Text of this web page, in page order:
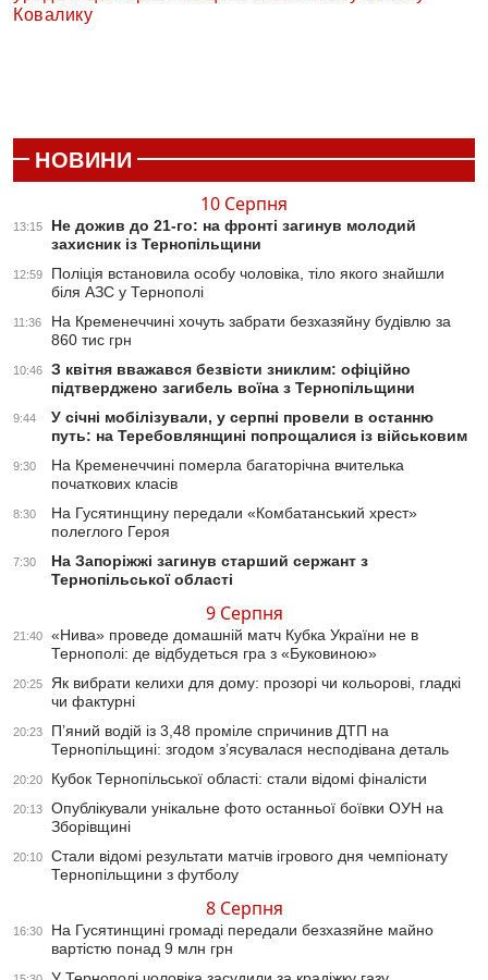
Ковалику
НОВИНИ
10 Серпня
13:15
Не дожив до 21-го: на фронті загинув молодий
захисник із Тернопільщини
12:59
Поліція встановила особу чоловіка, тіло якого знайшли
біля АЗС у Тернополі
11:36
На Кременеччині хочуть забрати безхазяйну будівлю за
860 тис грн
10:46
З квітня вважався безвісти зниклим: офіційно
підтверджено загибель воїна з Тернопільщини
9:44
У січні мобілізували, у серпні провели в останню
путь: на Теребовлянщині попрощалися із військовим
9:30
На Кременеччині померла багаторічна вчителька
початкових класів
8:30
На Гусятинщину передали «Комбатанський хрест»
полеглого Героя
7:30
На Запоріжжі загинув старший сержант з
Тернопільської області
9 Серпня
21:40
«Нива» проведе домашній матч Кубка України не в
Тернополі: де відбудеться гра з «Буковиною»
20:25
Як вибрати келихи для дому: прозорі чи кольорові, гладкі
чи фактурні
20:23
П’яний водій із 3,48 проміле спричинив ДТП на
Тернопільщині: згодом з’ясувалася несподівана деталь
20:20 Кубок Тернопільської області: стали відомі фіналісти
20:13
Опублікували унікальне фото останньої боївки ОУН на
Зборівщині
20:10
Стали відомі результати матчів ігрового дня чемпіонату
Тернопільщини з футболу
8 Серпня
16:30
На Гусятинщині громаді передали безхазяйне майно
вартістю понад 9 млн грн